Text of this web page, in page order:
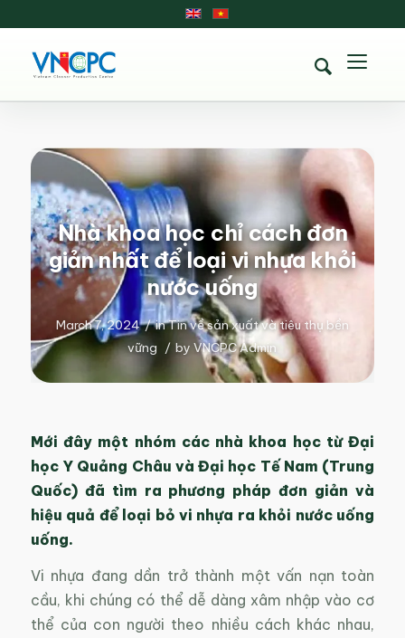
Nhà khoa học chỉ cách đơn
giản nhất để loại vi nhựa khỏi
nước uống
March 7, 2024 / inTin về sản xuất và tiêu thụ bền
vững / byVNCPC Admin
Mới đây một nhóm các nhà khoa học từ Đại
học Y Quảng Châu và Đại học Tế Nam (Trung
Quốc) đã tìm ra phương pháp đơn giản và
hiệu quả để loại bỏ vi nhựa ra khỏi nước uống
uống.
Vi nhựa đang dần trở thành một vấn nạn toàn
cầu, khi chúng có thể dễ dàng xâm nhập vào cơ
thể của con người theo nhiều cách khác nhau,